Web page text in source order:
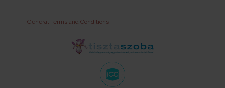
General Terms and Conditions